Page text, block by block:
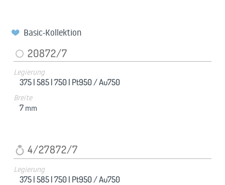
Basic-Kollektion
20872/7
Legierung
375 |585 |750 | Pt950 / Au750
Breite
7 mm
4/27872/7
Legierung
375 |585 |750 | Pt950 / Au750